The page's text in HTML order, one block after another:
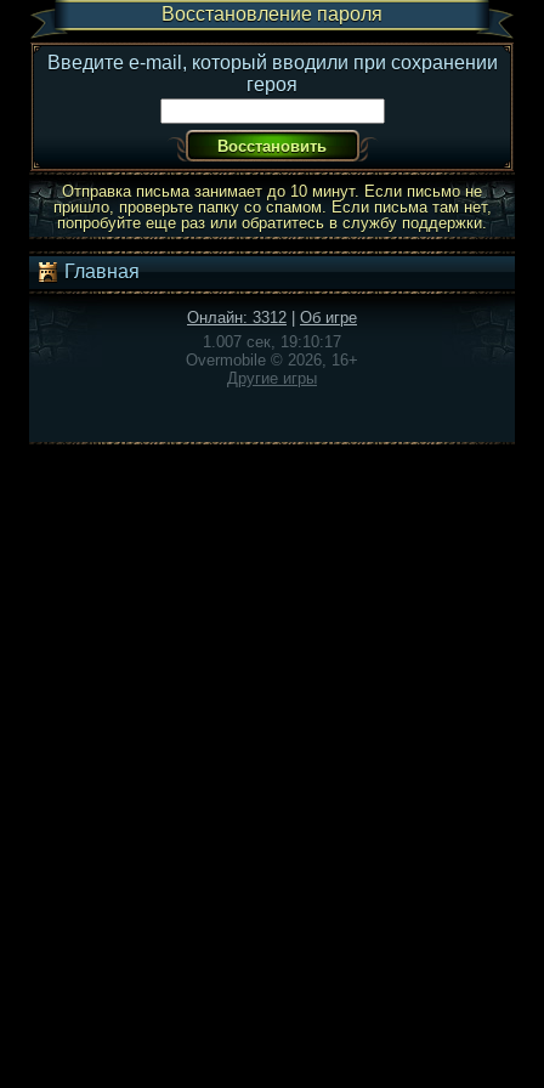
Восстановление пароля
Введите e-mail, который вводили при сохранении
героя
Отправка письма занимает до 10 минут. Если письмо не
пришло, проверьте папку со спамом. Если письма там нет,
попробуйте еще раз или обратитесь в службу поддержки.
Главная
Онлайн: 3312
Об игре
1.007 сек, 19:10:17
Overmobile © 2026, 16+
Другие игры